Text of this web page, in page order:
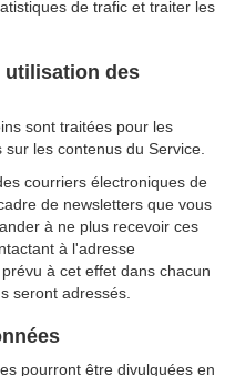
de trafic et traiter les
utilisation des
sont traitées pour les
les contenus du Service.
courriers électroniques de
de newsletters que vous
à ne plus recevoir ces
à l'adresse
à cet effet dans chacun
seront adressés.
pourront être divulguées en